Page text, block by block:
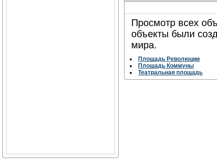
Просмотр всех
объекты были
мира.
Площадь Революции
Площадь Коммуны
Театральная площадь